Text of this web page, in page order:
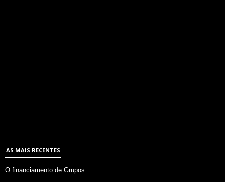
AS MAIS RECENTES
O financiamento de Grupos